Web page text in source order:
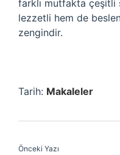
farklı mutfakta çeşitli
lezzetli hem de
zengindir.
Tarih: Makaleler
Önceki Yazı